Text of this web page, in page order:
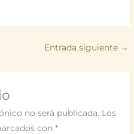
Entrada siguiente →
no será publicada. Los
con*